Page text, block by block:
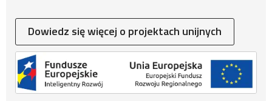
Dowiedz się więcej o projektach unijnych